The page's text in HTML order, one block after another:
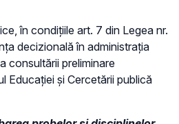
în condiţiile art. 7 din Legea nr.
decizională în administraţia
consultării preliminare
Educaţiei și Cercetării publică